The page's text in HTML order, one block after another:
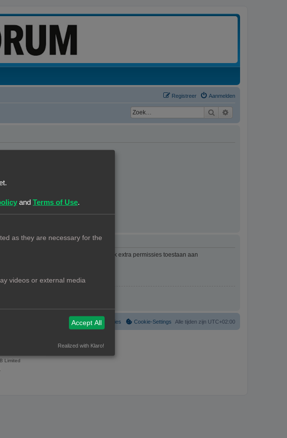
Aanmelden
Registreer
Zoek
De forumbeheerder kan ook extra permissies toestaan aan
als je gebruik maakt van het forum.
Alle tijden zijn UTC+02:00
Cookie-Settings
Verwijder cookies
Limited
and Terms of Use.
as they are necessary for the
videos or external media
Accept All
Realized with Klaro!